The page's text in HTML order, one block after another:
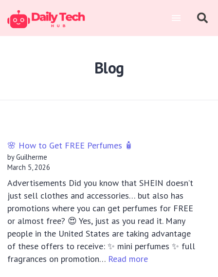
Blog
🌸 How to Get FREE Perfumes 🧴
by Guilherme
March 5, 2026
Advertisements Did you know that SHEIN doesn’t
just sell clothes and accessories… but also has
promotions where you can get perfumes for FREE
or almost free? 😍 Yes, just as you read it. Many
people in the United States are taking advantage
of these offers to receive: ✨ mini perfumes ✨ full
fragrances on promotion… Read more: